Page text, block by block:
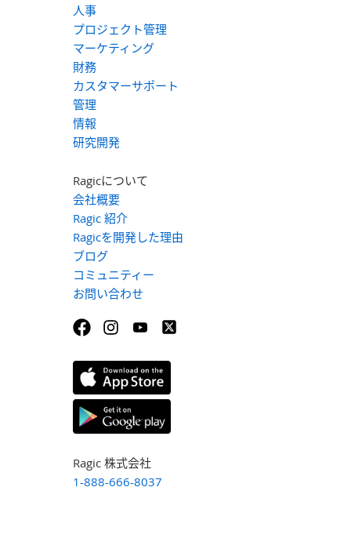
人事
プロジェクト管理
マーケティング
財務
カスタマーサポート
管理
情報
研究開発
Ragicについて
会社概要
Ragic 紹介
Ragicを開発した理由
ブログ
コミュニティー
お問い合わせ
Ragic 株式会社
1-888-666-8037